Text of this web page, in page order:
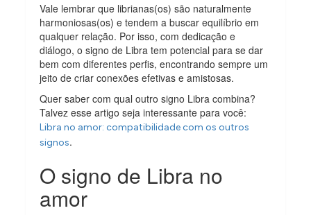
Vale lembrar que librianas(os) são naturalmente
harmoniosas(os) e tendem a buscar equilíbrio em
qualquer relação. Por isso, com dedicação e
diálogo, o signo de Libra tem potencial para se dar
bem com diferentes perfis, encontrando sempre um
jeito de criar conexões efetivas e amistosas.
Quer saber com qual outro signo Libra combina?
Talvez esse artigo seja interessante para você:
Libra no amor: compatibilidade com os outros
signos.
O signo de Libra no
amor